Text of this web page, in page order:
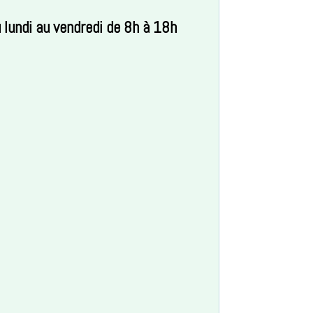
lundi au vendredi de 8h à 18h